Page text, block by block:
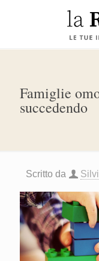
Famiglie
succedendo
Scritto da